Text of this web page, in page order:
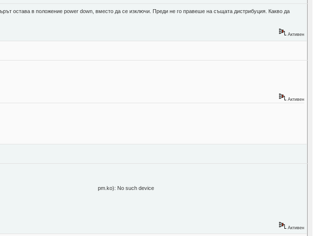
остава в положение power down, вместо да се изключи. Преди не го правеше на същата дистрибуция. Какво да
Активен
Активен
arch/i386/kernel/a pm.ko): No such device
Активен